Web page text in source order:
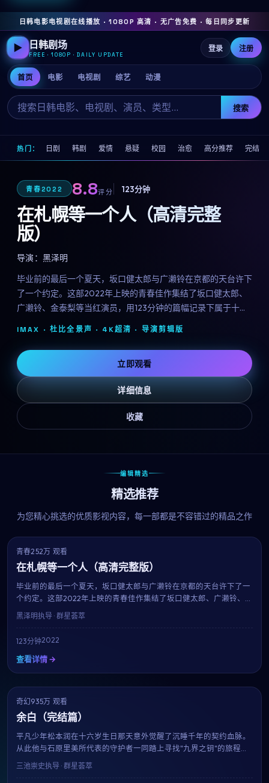
日韩电影电视剧在线播放 · 1080P 高清 · 无广告免费 · 每日同步更新
▶ 日韩剧场
FREE · 1080P · DAILY UPDATE
首页 电影 电视剧 综艺 动漫
搜索
登录 注册
热门： 日剧 韩剧 爱情 悬疑 校园 治愈 高分推荐 完结
青春2022 8.8评分 123分钟
在札幌等一个人（高清完整
版）
导演： 黑泽明
毕业前的最后一个夏天，坂口健太郎与广濑铃在京都的天台许下
了一个约定。这部2022年上映的青春佳作集结了坂口健太郎、
广濑铃、金泰梨等当红演员，用123分钟的篇幅记录下属于十八
岁的迷茫、勇气与心动。
IMAX · 杜比全景声 · 4K超清 · 导演剪辑版
立即观看
详细信息
收藏
编辑精选
精选推荐
为您精心挑选的优质影视内容，每一部都是不容错过的精品之作
热播
青春252万 观看
在札幌等一个人（高清完整版）
毕业前的最后一个夏天，坂口健太郎与广濑铃在京都的天台许下了一
个约定。这部2022年上映的青春佳作集结了坂口健太郎、广濑铃、金
泰梨等当红演员，用123分钟的篇幅记录下属于十八岁的迷茫、勇气
与心动。
黑泽明执导 · 群星荟萃
123分钟2022
查看详情 →
NEW
奇幻935万 观看
余白（完结篇）
平凡少年松本润在十六岁生日那天意外觉醒了沉睡千年的契约血脉。
从此他与石原里美所代表的守护者一同踏上寻找"九界之钥"的旅程。
三池崇史打造的奇幻世界宏大而细腻，是2019年最具想象力的银幕之
作。
三池崇史执导 · 群星荟萃